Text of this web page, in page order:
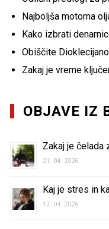
Najboljša motorna
Kako izbrati
Obiščite
Zakaj je vreme
OBJAVE IZ
Zakaj je čelada
21. 04. 2026
Kaj je stres in
17. 04. 2026